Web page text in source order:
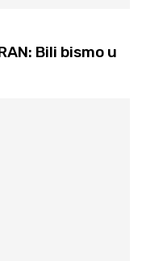
Bili bismo u